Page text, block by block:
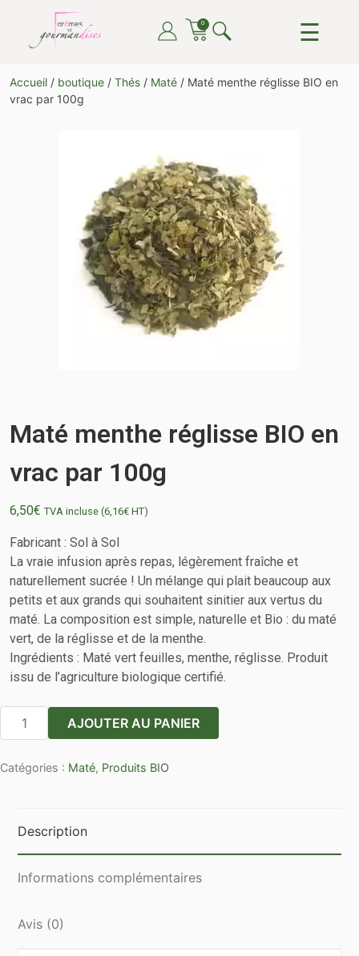
content
PLAISIR DE TOUTES ET TOUS
0 ☰
Accueil / boutique / Thés / Maté / Maté menthe réglisse BIO en
vrac par 100g
Maté menthe réglisse BIO en
vrac par 100g
6,50€ TVA incluse (6,16€ HT)
Fabricant : Sol à Sol
La vraie infusion après repas, légèrement fraîche et
naturellement sucrée ! Un mélange qui plait beaucoup aux
petits et aux grands qui souhaitent sinitier aux vertus du
maté. La composition est simple, naturelle et Bio : du maté
vert, de la réglisse et de la menthe.
Ingrédients : Maté vert feuilles, menthe, réglisse. Produit
issu de l’agriculture biologique certifié.
quantité
de
menthe
vrac
par
AJOUTER AU PANIER
Catégories : Maté, Produits BIO
Description
Informations complémentaires
Avis (0)